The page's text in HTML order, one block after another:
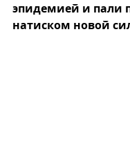
эпидемией и пали
натиском новой